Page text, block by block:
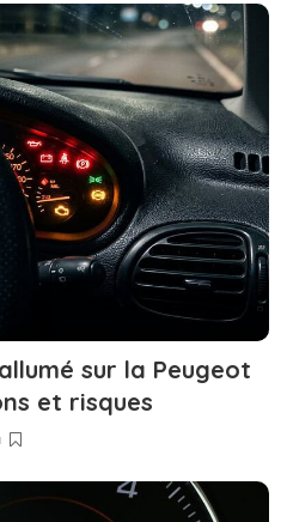
sur la Peugeot
et risques